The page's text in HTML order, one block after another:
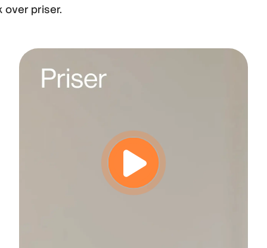
over priser.